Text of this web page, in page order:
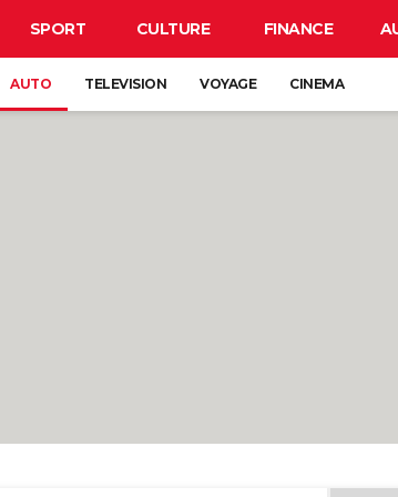
SPORT CULTURE FINANCE
AUTO TELEVISION VOYAGE CINEMA